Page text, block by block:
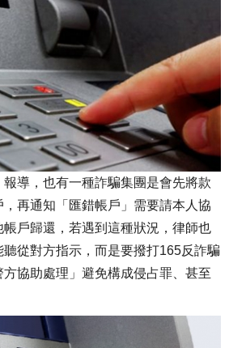
導，也有一種詐騙集團是會先將款
再通知「匯錯帳戶」需要請本人協
戶歸還，若遇到這種狀況，律師也
從對方指示，而是要撥打165反詐騙
協助處理」避免構成侵占罪、甚至